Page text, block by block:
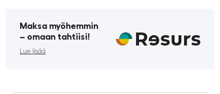
Maksa myöhemmin
­– omaan tahtiisi!
Lue lisää